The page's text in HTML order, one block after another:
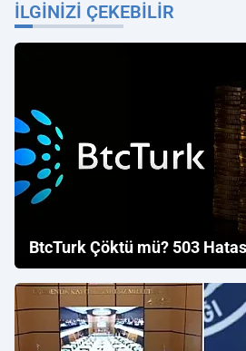
İLGINIZI ÇEKEBILIR
BtcTurk Çöktü mü? 503